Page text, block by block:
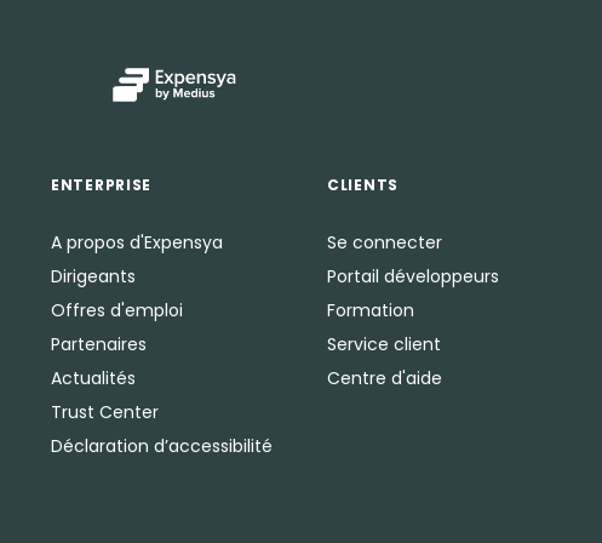
ENTERPRISE
A propos d'Expensya
Dirigeants
Offres d'emploi
Partenaires
Actualités
Trust Center
Déclaration d’accessibilité
CLIENTS
Se connecter
Portail développeurs
Formation
Service client
Centre d'aide